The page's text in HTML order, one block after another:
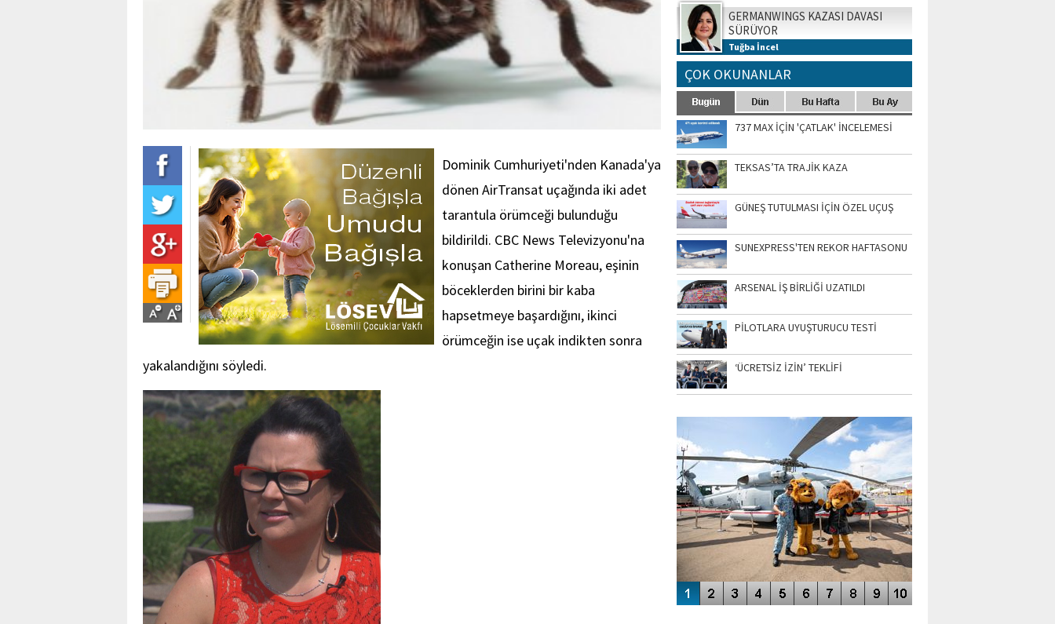
Dominik Cumhuriyeti'nden Kanada'ya
dönen AirTransat uçağında iki adet
tarantula örümceği bulunduğu
bildirildi. CBC News Televizyonu'na
konuşan Catherine Moreau, eşinin
böceklerden birini bir kaba
hapsetmeye başardığını, ikinci
örümceğin ise uçak indikten sonra
yakalandığını söyledi.
GERMANWINGS KAZASI DAVASI
SÜRÜYOR
Tuğba İncel
ÇOK OKUNANLAR
737 MAX İÇİN 'ÇATLAK' İNCELEMESİ
TEKSAS’TA TRAJİK KAZA
GÜNEŞ TUTULMASI İÇİN ÖZEL UÇUŞ
SUNEXPRESS'TEN REKOR HAFTASONU
ARSENAL İŞ BİRLİĞİ UZATILDI
PİLOTLARA UYUŞTURUCU TESTİ
‘ÜCRETSİZ İZİN’ TEKLİFİ
SİNGAPUR AIRSHOW-2020